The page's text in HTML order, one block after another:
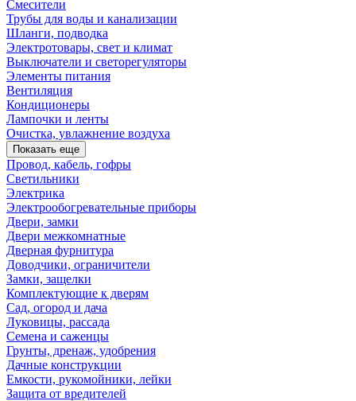
Смесители
Трубы для воды и канализации
Шланги, подводка
Электротовары, свет и климат
Выключатели и светорегуляторы
Элементы питания
Вентиляция
Кондиционеры
Лампочки и ленты
Очистка, увлажнение воздуха
Показать еще
Провод, кабель, гофры
Светильники
Электрика
Электрообогревательные приборы
Двери, замки
Двери межкомнатные
Дверная фурнитура
Доводчики, ограничители
Замки, защелки
Комплектующие к дверям
Сад, огород и дача
Луковицы, рассада
Семена и саженцы
Грунты, дренаж, удобрения
Дачные конструкции
Емкости, рукомойники, лейки
Защита от вредителей